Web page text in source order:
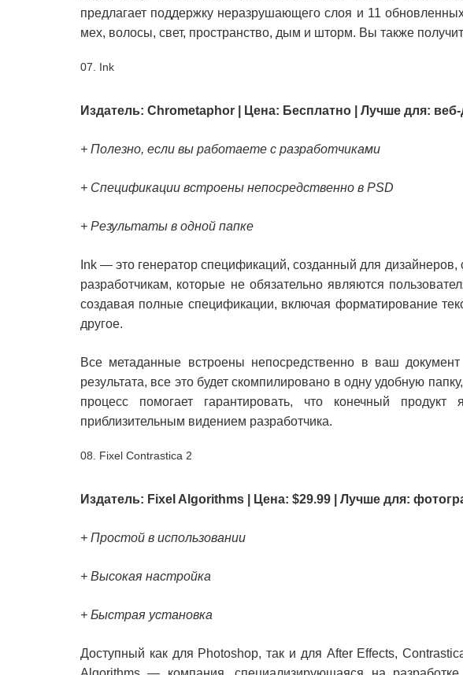
предлагает поддержку неразрушающего слоя и 11
мех, волосы, свет, пространство, дым и шторм. Вы также
07. Ink
Издатель: Chrometaphor | Цена: Бесплатно | Лучше для:
+ Полезно, если вы работаете с разработчиками
+ Спецификации встроены непосредственно в PSD
+ Результаты в одной папке
Ink — это генератор спецификаций, созданный для
разработчикам, которые не обязательно являются
создавая полные спецификации, включая форматирование
другое.
Все метаданные встроены непосредственно в ваш
результата, все это будет скомпилировано в одну удобную
процесс помогает гарантировать, что конечный
приблизительным видением разработчика.
08. Fixel Contrastica 2
Издатель: Fixel Algorithms | Цена: $29.99 | Лучше для:
+ Простой в использовании
+ Высокая настройка
+ Быстрая установка
Доступный как для Photoshop, так и для After Effects,